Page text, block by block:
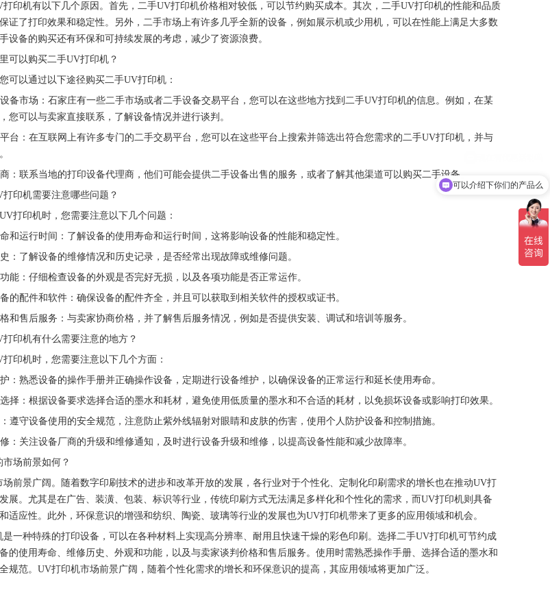
1 2 3
打印机有以下几个原因。首先，二手UV打印机价格相对较低，可以节约购买成本。其次，二手UV打印机的性能和品质
证了打印效果和稳定性。另外，二手市场上有许多几乎全新的设备，例如展示机或少用机，可以在性能上满足大多数
设备的购买还有环保和可持续发展的考虑，减少了资源浪费。
可以购买二手UV打印机？
可以通过以下途径购买二手UV打印机：
备市场：石家庄有一些二手市场或者二手设备交易平台，您可以在这些地方找到二手UV打印机的信息。例如，在某
您可以与卖家直接联系，了解设备情况并进行谈判。
台：在互联网上有许多专门的二手交易平台，您可以在这些平台上搜索并筛选出符合您需求的二手UV打印机，并与
：联系当地的打印设备代理商，他们可能会提供二手设备出售的服务，或者了解其他渠道可以购买二手设备。
印机需要注意哪些问题？
打印机时，您需要注意以下几个问题：
和运行时间：了解设备的使用寿命和运行时间，这将影响设备的性能和稳定性。
：了解设备的维修情况和历史记录，是否经常出现故障或维修问题。
能：仔细检查设备的外观是否完好无损，以及各项功能是否正常运作。
的配件和软件：确保设备的配件齐全，并且可以获取到相关软件的授权或证书。
和售后服务：与卖家协商价格，并了解售后服务情况，例如是否提供安装、调试和培训等服务。
印机有什么需要注意的地方？
印机时，您需要注意以下几个方面：
：熟悉设备的操作手册并正确操作设备，定期进行设备维护，以确保设备的正常运行和延长使用寿命。
择：根据设备要求选择合适的墨水和耗材，避免使用低质量的墨水和不合适的耗材，以免损坏设备或影响打印效果。
遵守设备使用的安全规范，注意防止紫外线辐射对眼睛和皮肤的伤害，使用个人防护设备和控制措施。
：关注设备厂商的升级和维修通知，及时进行设备升级和维修，以提高设备性能和减少故障率。
场前景如何？
前景广阔。随着数字印刷技术的进步和改革开放的发展，各行业对于个性化、定制化印刷需求的增长也在推动UV打
展。尤其是在广告、装潢、包装、标识等行业，传统印刷方式无法满足多样化和个性化的需求，而UV打印机则具备
适应性。此外，环保意识的增强和纺织、陶瓷、玻璃等行业的发展也为UV打印机带来了更多的应用领域和机会。
一种特殊的打印设备，可以在各种材料上实现高分辨率、耐用且快速干燥的彩色印刷。选择二手UV打印机可节约成
的使用寿命、维修历史、外观和功能，以及与卖家谈判价格和售后服务。使用时需熟悉操作手册、选择合适的墨水和
规范。UV打印机市场前景广阔，随着个性化需求的增长和环保意识的提高，其应用领域将更加广泛。
可以介绍下你们的产品么